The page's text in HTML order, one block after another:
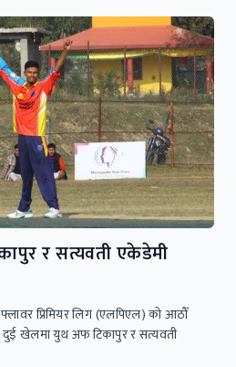
र सत्यवती एकेडेमी
प्रिमियर लिग (एलपिएल) को आठौँ
दुई खेलमा युथ अफ टिकापुर र सत्यवती